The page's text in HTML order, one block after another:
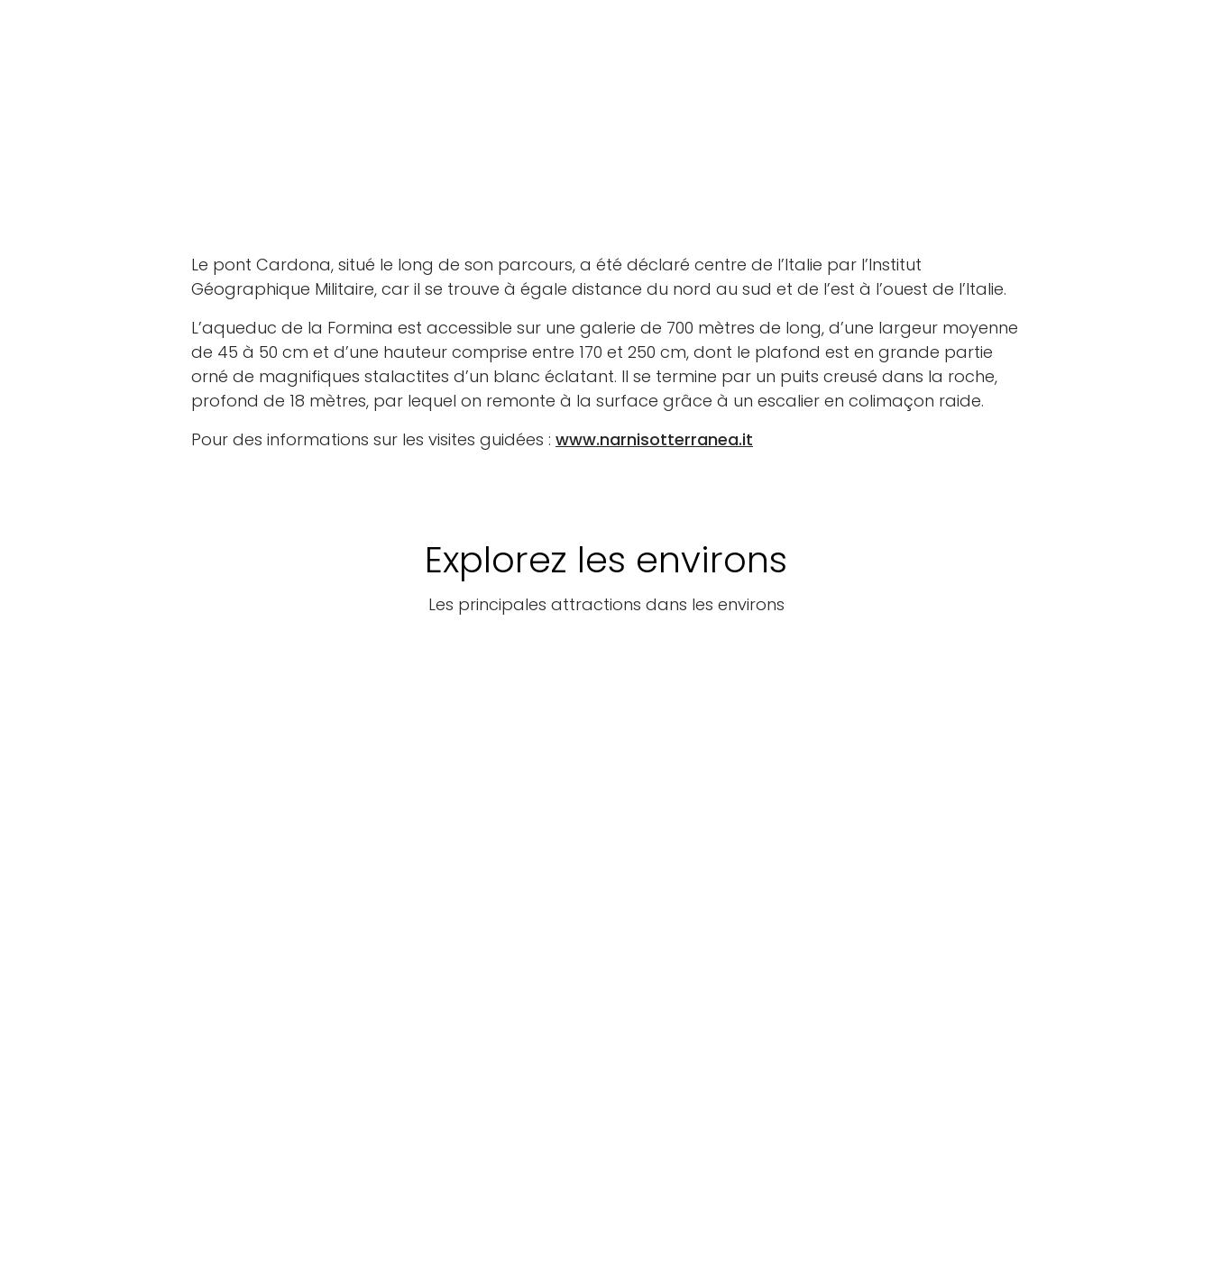
Le pont Cardona, situé le long de son parcours, a été déclaré centre de l’Italie par l’Institut
Géographique Militaire, car il se trouve à égale distance du nord au sud et de l’est à l’ouest de l’Italie.
L’aqueduc de la Formina est accessible sur une galerie de 700 mètres de long, d’une largeur moyenne
de 45 à 50 cm et d’une hauteur comprise entre 170 et 250 cm, dont le plafond est en grande partie
orné de magnifiques stalactites d’un blanc éclatant. Il se termine par un puits creusé dans la roche,
profond de 18 mètres, par lequel on remonte à la surface grâce à un escalier en colimaçon raide.
Pour des informations sur les visites guidées : www.narnisotterranea.it
Explorez les environs
Les principales attractions dans les environs